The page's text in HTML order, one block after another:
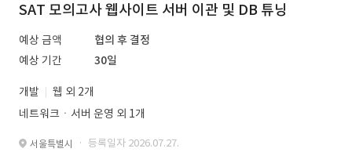
SAT 모의고사 웹사이트 서버 이관 및 DB 튜닝
예상 금액
협의 후 결정
예상 기간
30일
개발
웹 외 2개
네트워크ㆍ서버 운영 외 1개
서울특별시 · 등록일자 2026.07.27.